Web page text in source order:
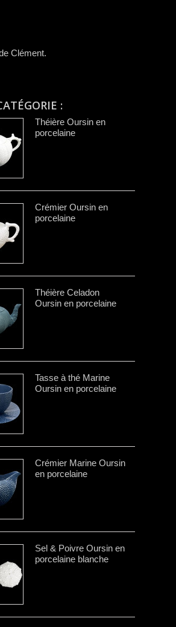
Clément.
:
Théière Oursin en
porcelaine
Crémier Oursin en
porcelaine
Théière Celadon
Oursin en porcelaine
Tasse à thé Marine
Oursin en porcelaine
Crémier Marine Oursin
en porcelaine
Sel & Poivre Oursin en
porcelaine blanche